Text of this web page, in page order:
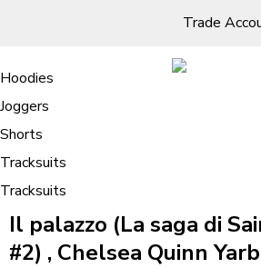
Trade
Living Room
Sofas & Chairs
Cornar Sofas
Sofas
TV Units & Stands
Bedroom
Chest of Drawers
3 Drawer Chest
4 Drawer Chest
5 Drawer Chest
6 Drawer Chest
Dressing Tables Stools
Dressing Tables
Dressing Stools
Wholesale Mattresses
Mirrors
Free Standing Mirrors
Dining Room
Clothing
Hoodies
Joggers
Shorts
Tracksuits
Tracksuits
Il palazzo – eBook PDF
Home/Il palazzo – eBook PDF
Il palazzo (La saga di
#2) , Chelsea Quinn